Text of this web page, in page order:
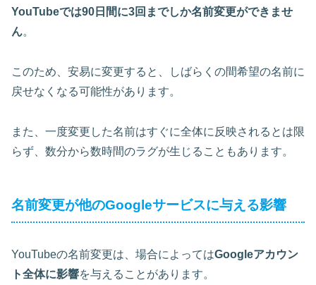
YouTubeでは90日間に3回までしか名前変更ができませ
ん。
このため、安易に変更すると、しばらくの間希望の名前に
戻せなくなる可能性があります。
また、一度変更した名前はすぐに全体に反映されるとは限
らず、数分から数時間のラグが生じることもあります。
名前変更が他のGoogleサービスに与える影響
YouTubeの名前変更は、場合によってはGoogleアカウン
ト全体に影響を与えることがあります。